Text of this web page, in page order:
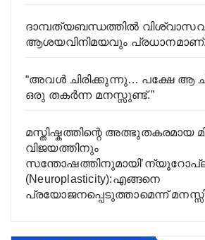
ദാമ്പത്യബന്ധത്തിൽ
ആശയവിനിമയവും
“അവൾ ചിരിക്കുന്നു… പക്ഷേ ആ
ഒരു തകർന്ന മനസ്സുണ്ട്.”
മസ്തിഷ്കത്തിന്റെ അത്ഭുതകരമായ
വിജയത്തിനും
(Neuroplasticity):എങ്ങനെ
പ്രയോജനപ്പെടുത്താമെന്ന്